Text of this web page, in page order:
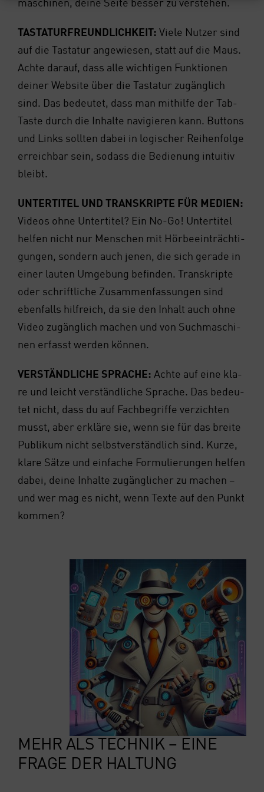
ma­schi­nen, dei­ne Sei­te bes­ser zu ver­ste­hen.
TAS­TA­TUR­FREUND­LICH­KEIT: Vie­le Nut­zer sind
auf die Tas­ta­tur ange­wie­sen, statt auf die Maus.
Ach­te dar­auf, dass alle wich­ti­gen Funk­tio­nen
dei­ner Web­site über die Tas­ta­tur zugäng­lich
sind. Das bedeu­tet, dass man mit­hil­fe der Tab-
Tas­te durch die Inhal­te navi­gie­ren kann. But­tons
und Links soll­ten dabei in logi­scher Rei­hen­fol­ge
erreich­bar sein, sodass die Bedie­nung intui­tiv
bleibt.
UNTER­TI­TEL UND TRAN­SKRIP­TE FÜR MEDI­EN:
Vide­os ohne Unter­ti­tel? Ein No-Go! Unter­ti­tel
hel­fen nicht nur Men­schen mit Hör­be­ein­träch­ti­
gun­gen, son­dern auch jenen, die sich gera­de in
einer lau­ten Umge­bung befin­den. Tran­skrip­te
oder schrift­li­che Zusam­men­fas­sun­gen sind
eben­falls hilf­reich, da sie den Inhalt auch ohne
Video zugäng­lich machen und von Such­ma­schi­
nen erfasst wer­den kön­nen.
VER­STÄND­LI­CHE SPRA­CHE: Ach­te auf eine kla­
re und leicht ver­ständ­li­che Spra­che. Das bedeu­
tet nicht, dass du auf Fach­be­grif­fe ver­zich­ten
musst, aber erklä­re sie, wenn sie für das brei­te
Publi­kum nicht selbst­ver­ständ­lich sind. Kur­ze,
kla­re Sät­ze und ein­fa­che For­mu­lie­run­gen hel­fen
dabei, dei­ne Inhal­te zugäng­li­cher zu machen –
und wer mag es nicht, wenn Tex­te auf den Punkt
kom­men?
MEHR ALS TECH­NIK – EINE
FRA­GE DER HAL­TUNG